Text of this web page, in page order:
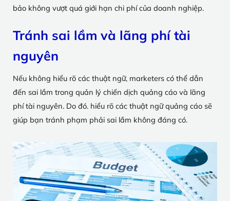
bảo không vượt quá giới hạn chi phí của doanh nghiệp.
Tránh sai lầm và lãng phí tài
nguyên
Nếu không hiểu rõ các thuật ngữ, marketers có thể dẫn
đến sai lầm trong quản lý chiến dịch quảng cáo và lãng
phí tài nguyên. Do đó. hiểu rõ các thuật ngữ quảng cáo sẽ
giúp bạn tránh phạm phải sai lầm không đáng có.